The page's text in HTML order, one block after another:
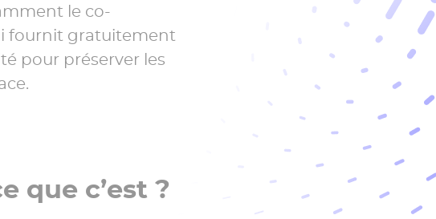
le co-
fournit gratuitement
pour préserver les
que c’est ?